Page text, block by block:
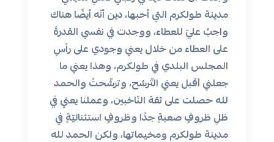
مدينة طولكرم التي أحبها، دين أنّه أيضًا هناك
واجبٌ عليّ للعطاء، ووجدت في نفسي القدرةَ
على العطاء من خلال يعني وجودي على رأسِ
المجلس البلدي في طولكرم، وهذا يعني ما
جعلني أقبل يعني التّرشح، وترشّحتُ والحمد
لله حصلت على ثقة النّاخبين، وعملنا يعني في
ظلِ ظروفٍ صعبةٍ جدًا وظروفٍ استثنائيّةٍ في
مدينة طولكرم ومخيماتها، ولكن الحمد لله